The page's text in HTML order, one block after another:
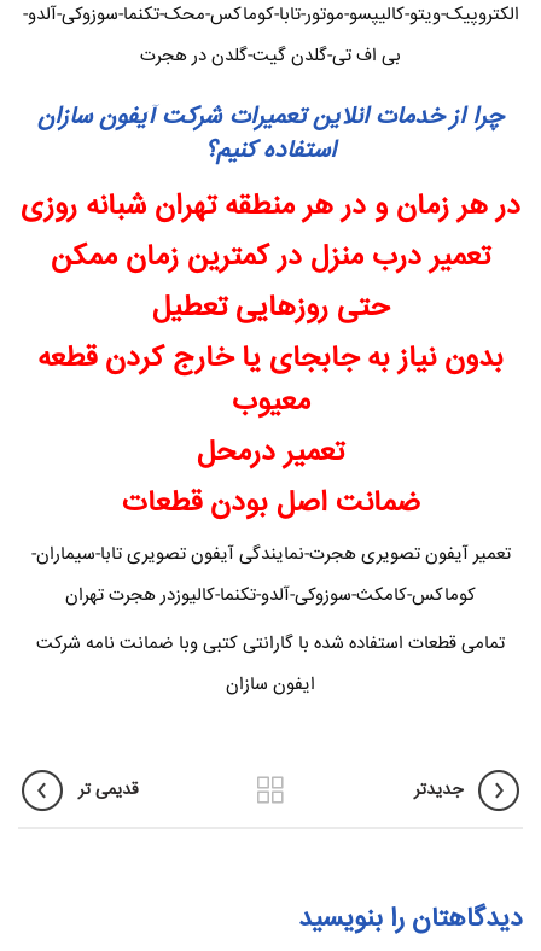
الکتروپیک-ویتو-کالیپسو-موتور-تابا-کوماکس-محک-تکنما-سوزوکی-آلدو-
بی اف تی-گلدن گیت-گلدن در هجرت
چرا از خدمات انلاین تعمیرات شرکت آیفون سازان
استفاده کنیم؟
در هر زمان و در هر منطقه تهران شبانه روزی
تعمیر درب منزل در کمترین زمان ممکن
حتی روزهایی تعطیل
بدون نیاز به جابجای یا خارج کردن قطعه
معیوب
تعمیر درمحل
ضمانت اصل بودن قطعات
تعمیر آیفون تصویری هجرت-نمایندگی آیفون تصویری تابا-سیماران-
کوماکس-کامکث-سوزوکی-آلدو-تکنما-کالیوزدر هجرت تهران
تمامی قطعات استفاده شده با گارانتی کتبی وبا ضمانت نامه شرکت
ایفون سازان
جدیدتر قدیمی تر
دیدگاهتان را بنویسید